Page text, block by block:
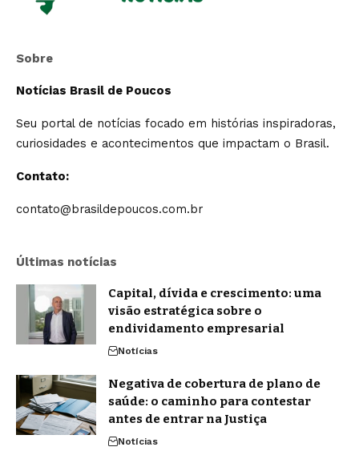
Sobre
Notícias Brasil de Poucos
Seu portal de notícias focado em histórias inspiradoras,
curiosidades e acontecimentos que impactam o Brasil.
Contato:
contato@brasildepoucos.com.br
Últimas notícias
Capital, dívida e crescimento: uma
visão estratégica sobre o
endividamento empresarial
Notícias
Negativa de cobertura de plano de
saúde: o caminho para contestar
antes de entrar na Justiça
Notícias